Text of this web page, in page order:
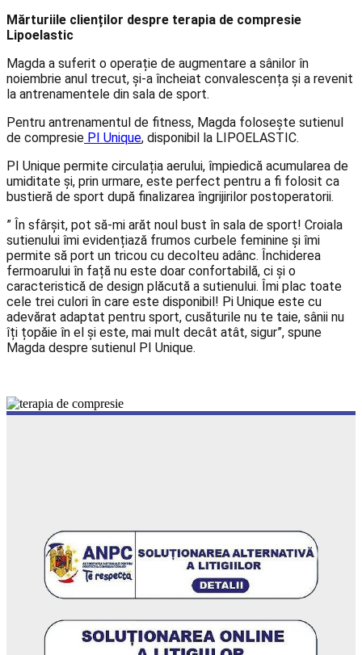
Mărturiile clienților despre terapia de compresie
Lipoelastic
Magda a suferit o operație de augmentare a sânilor în
noiembrie anul trecut, și-a încheiat convalescența și a revenit
la antrenamentele din sala de sport.
Pentru antrenamentul de fitness, Magda folosește sutienul
de compresie PI Unique, disponibil la LIPOELASTIC.
PI Unique permite circulația aerului, împiedică acumularea de
umiditate și, prin urmare, este perfect pentru a fi folosit ca
bustieră de sport după finalizarea îngrijirilor postoperatorii.
” În sfârșit, pot să-mi arăt noul bust în sala de sport! Croiala
sutienului îmi evidențiază frumos curbele feminine și îmi
permite să port un tricou cu decolteu adânc. Închiderea
fermoarului în față nu este doar confortabilă, ci și o
caracteristică de design plăcută a sutienului. Îmi plac toate
cele trei culori în care este disponibil! Pi Unique este cu
adevărat adaptat pentru sport, cusăturile nu te taie, sânii nu
îți țopăie în el și este, mai mult decât atât, sigur”, spune
Magda despre sutienul PI Unique.